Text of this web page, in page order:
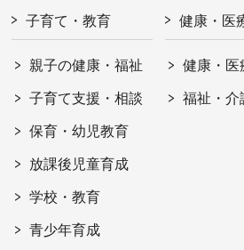
子育て・教育
親子の健康・福祉
子育て支援・相談
保育・幼児教育
放課後児童育成
学校・教育
青少年育成
健康・医
健康・医
福祉・介